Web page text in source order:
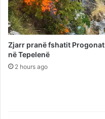
Zjarr pranë fshatit Progonat
në Tepelenë
2 hours ago